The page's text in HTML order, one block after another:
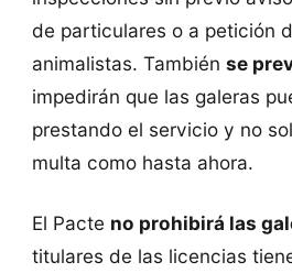
de particulares o a petición
animalistas. También se
impedirán que las galeras
prestando el servicio y no
multa como hasta ahora.
El Pacte no prohibirá las
titulares de las licencias